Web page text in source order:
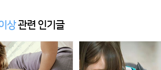
상관련 인기글